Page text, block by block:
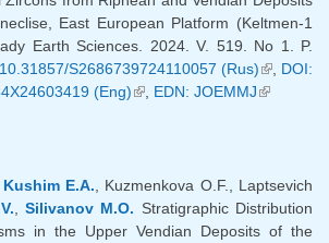
East European Platform (Keltmen-1
Earth Sciences. 2024. V. 519. No 1. P.
S2686739724110057 (Rus)(link is
external)
, DOI:
(Eng)(link is external)
, EDN: JOEMMJ(link is
Kushim E.A. , Kuzmenkova O.F., Laptsevich
,Silivanov M.O. Stratigraphic Distribution
in the Upper Vendian Deposits of the